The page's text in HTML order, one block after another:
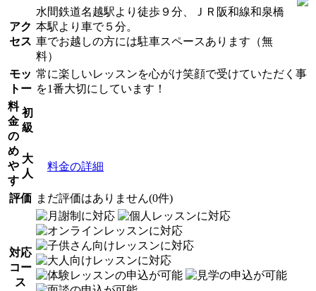
アク
セス
水間鉄道名越駅より徒歩９分、ＪＲ阪和線和泉橋
本駅より車で５分。
車でお越しの方には駐車スペースあります（無
料）
モッ
トー
常に楽しいレッスンを心がけ笑顔で受けていただく事
を1番大切にしています！
料
金
の
め
や
す
初
級
大
人
料金の詳細
評価 まだ評価はありません(0件)
対応
コー
ス